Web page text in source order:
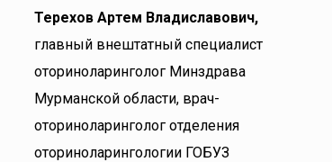
Терехов Артем Владиславович,
главный внештатный специалист
оториноларинголог Минздрава
Мурманской области, врач-
оториноларинголог отделения
оториноларингологии ГОБУЗ